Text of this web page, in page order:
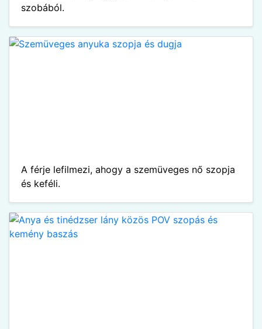
szobából.
A férje lefilmezi, ahogy a szemüveges nő szopja
és keféli.